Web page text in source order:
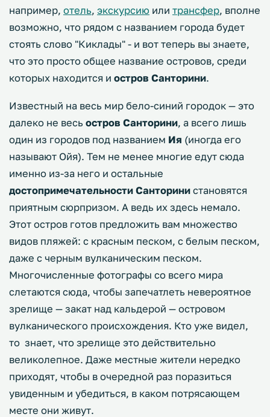
например, отель, экскурсию или трансфер, вполне
возможно, что рядом с названием города будет
стоять слово "Киклады" - и вот теперь вы знаете,
что это просто общее название островов, среди
которых находится и остров Санторини.
Известный на весь мир бело-синий городок — это
далеко не весь остров Санторини, а всего лишь
один из городов под названием Ия (иногда его
называют Ойя). Тем не менее многие едут сюда
именно из-за него и остальные
достопримечательности Санторини становятся
приятным сюрпризом. А ведь их здесь немало.
Этот остров готов предложить вам множество
видов пляжей: с красным песком, с белым песком,
даже с черным вулканическим песком.
Многочисленные фотографы со всего мира
слетаются сюда, чтобы запечатлеть невероятное
зрелище — закат над кальдерой — островом
вулканического происхождения. Кто уже видел,
то знает, что зрелище это действительно
великолепное. Даже местные жители нередко
приходят, чтобы в очередной раз поразиться
увиденным и убедиться, в каком потрясающем
месте они живут.